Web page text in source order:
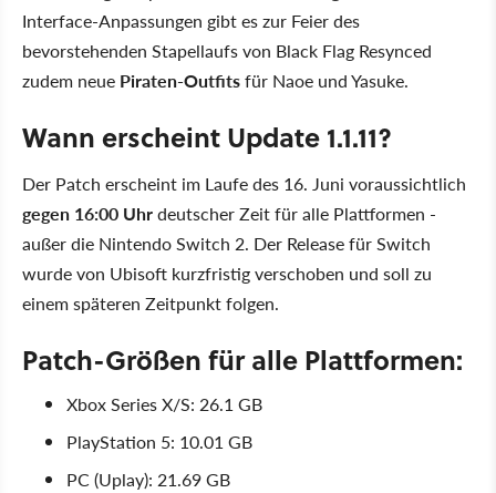
Interface-Anpassungen gibt es zur Feier des
bevorstehenden Stapellaufs von Black Flag Resynced
zudem neue Piraten-Outfitsfür Naoe und Yasuke.
Wann erscheint Update 1.1.11?
Der Patch erscheint im Laufe des 16. Juni voraussichtlich
gegen 16:00 Uhrdeutscher Zeit für alle Plattformen -
außer die Nintendo Switch 2. Der Release für Switch
wurde von Ubisoft kurzfristig verschoben und soll zu
einem späteren Zeitpunkt folgen.
Patch-Größen für alle Plattformen:
Xbox Series X/S: 26.1 GB
PlayStation 5: 10.01 GB
PC (Uplay): 21.69 GB